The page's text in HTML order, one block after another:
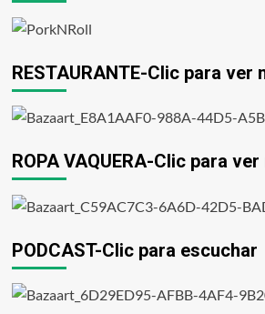
RESTAURANTE-Clic para ver
ROPA VAQUERA-Clic para ver
PODCAST-Clic para escuchar